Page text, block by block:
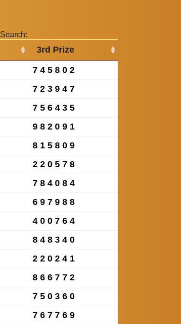
Search:
3rd Prize
745802
723947
756435
982091
815809
220578
784084
697988
400764
848340
220241
866772
750360
767769